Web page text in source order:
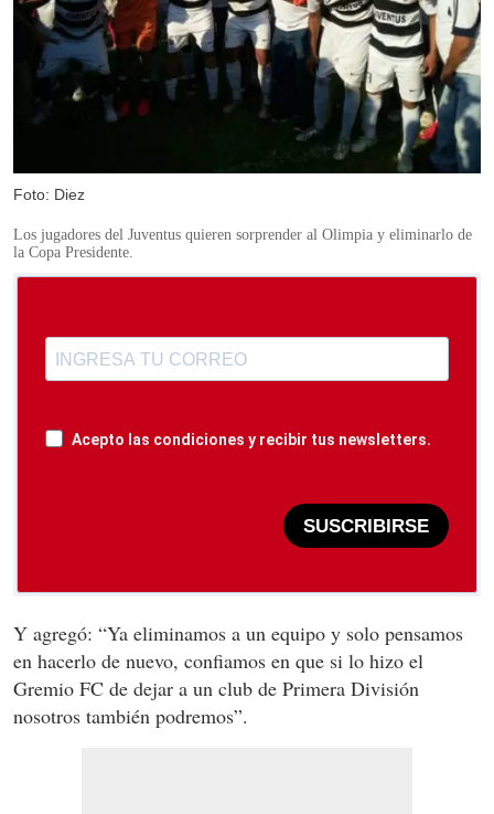
Foto: Diez
Los jugadores del Juventus quieren sorprender al Olimpia y eliminarlo de
la Copa Presidente.
Acepto las condiciones y recibir tus newsletters.
SUSCRIBIRSE
Y agregó: “Ya eliminamos a un equipo y solo pensamos
en hacerlo de nuevo, confiamos en que si lo hizo el
Gremio FC de dejar a un club de Primera División
nosotros también podremos”.